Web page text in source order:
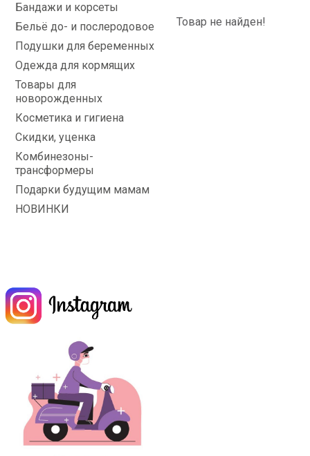
Бандажи и корсеты
Бельё до- и послеродовое
Подушки для беременных
Одежда для кормящих
Товары для
новорожденных
Косметика и гигиена
Скидки, уценка
Комбинезоны-
трансформеры
Подарки будущим мамам
НОВИНКИ
Товар не найден!